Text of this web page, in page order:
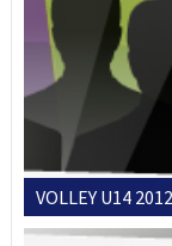
VOLLEY U14 2012